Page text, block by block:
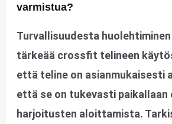
varmistua?
Turvallisuudesta
tärkeää crossfit telineen
että teline on asianmukaisesti
että se on tukevasti paikallaan
harjoitusten aloittamista.